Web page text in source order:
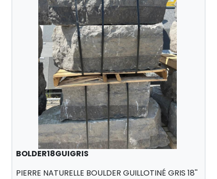
BOLDER18GUIGRIS
PIERRE NATURELLE BOULDER GUILLOTINÉ GRIS 18''